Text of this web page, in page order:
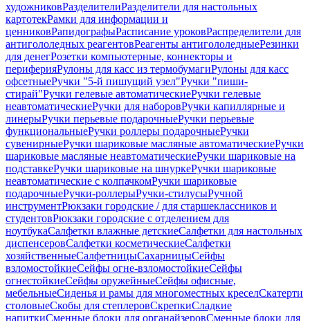
художниковРазделителиРазделители для настольных
картотекРамки для информации и
ценниковРапидографыРасписание уроковРаспределители для
антигололедных реагентовРеагенты антигололедныеРезинки
для денегРозетки компьютерные, коннекторы и
периферияРулоны для касс из термобумагиРулоны для касс
офсетныеРучки "5-й пишущий узел"Ручки "пиши-
стирай"Ручки гелевые автоматическиеРучки гелевые
неавтоматическиеРучки для наборовРучки капиллярные и
линерыРучки перьевые подарочныеРучки перьевые
функциональныеРучки роллеры подарочныеРучки
сувенирныеРучки шариковые масляные автоматическиеРучки
шариковые масляные неавтоматическиеРучки шариковые на
подставкеРучки шариковые на шнуркеРучки шариковые
неавтоматические с колпачкомРучки шариковые
подарочныеРучки-роллерыРучки-стилусыРучной
инструментРюкзаки городские / для старшеклассников и
студентовРюкзаки городские с отделением для
ноутбукаСалфетки влажные детскиеСалфетки для настольных
диспенсеровСалфетки косметическиеСалфетки
хозяйственныеСалфетницыСахарницыСейфы
взломостойкиеСейфы огне-взломостойкиеСейфы
огнестойкиеСейфы оружейныеСейфы офисные,
мебельныеСиденья и рамы для многоместных креселСкатерти
столовыеСкобы для степлеровСкрепкиСладкие
напиткиСменные блоки для органайзеровСменные блоки для